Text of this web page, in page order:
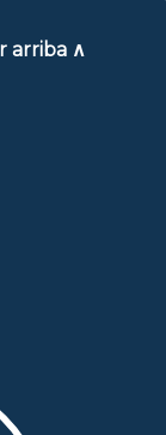
arriba ∧